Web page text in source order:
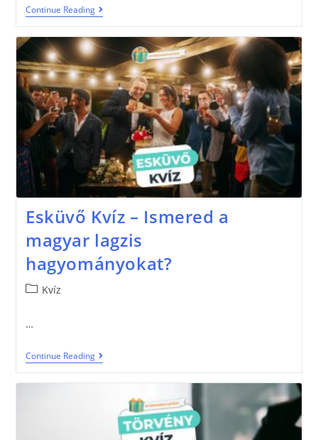
Continue Reading
Esküvő Kvíz – Ismered a
magyar lagzis
hagyományokat?
Kvíz
…
Continue Reading